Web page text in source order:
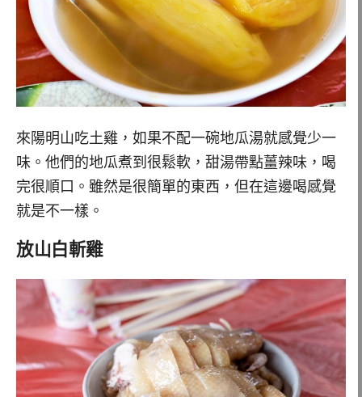
來陽明山吃土雞，如果不配一碗地瓜湯就感覺少一
味。他們的地瓜煮到很鬆軟，甜湯帶點薑辣味，喝
完很順口。雖然是很簡單的東西，但在這邊喝感覺
就是不一樣。
放山白斬雞